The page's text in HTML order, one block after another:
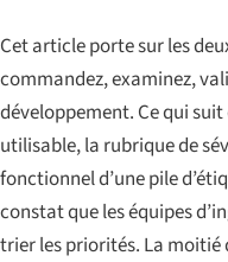
Cet article porte sur les
commandez, examinez,
développement. Ce qui
utilisable, la rubrique de
fonctionnel d’une pile
constat que les équipes
trier les priorités. La